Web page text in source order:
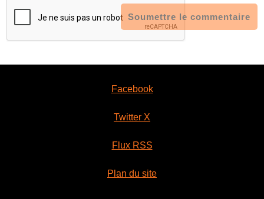
Soumettre le commentaire
Facebook
Twitter X
Flux RSS
Plan du site